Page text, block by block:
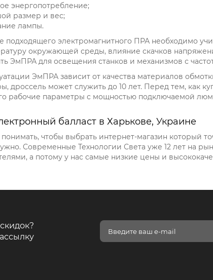
энергопотребление;
размер и вес;
лампы.
подходящего электромагнитного ПРА необходимо
окружающей среды, влияние скачков
ЭмПРА для освещения станков и механизмов с
ЭмПРА зависит от качества материалов
дроссель может служить до 10 лет. Перед тем, как
рабочие параметры с мощностью подключаемой
балласт в Харькове, Украине
чтобы выбрать интернет-магазин который
Современные Технологии Света уже 12 лет на
а потому у нас самые низкие цены и